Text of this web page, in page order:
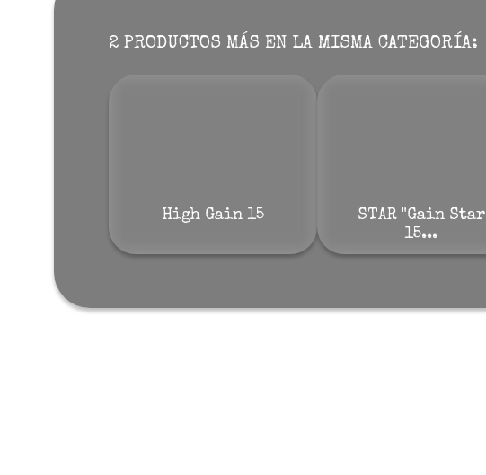
2 PRODUCTOS MÁS EN LA MISMA CATEGORÍA:
High Gain 15
STAR "Gain Star
15...